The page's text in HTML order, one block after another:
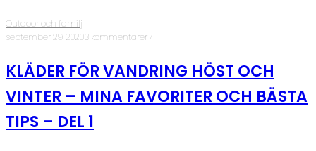
Outdoor och familj
·september 29, 2020·3 kommentarer·7
KLÄDER FÖR VANDRING HÖST OCH
VINTER – MINA FAVORITER OCH BÄSTA
TIPS – DEL 1